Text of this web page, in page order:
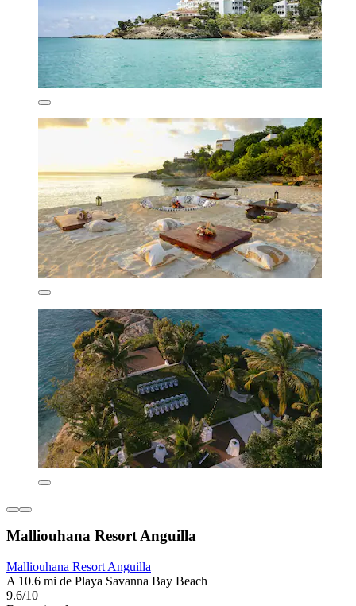
Malliouhana Resort Anguilla
Malliouhana Resort Anguilla
A 10.6 mi de Playa Savanna Bay Beach
9.6/10